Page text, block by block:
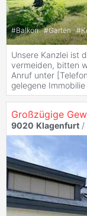
#Balkon #Garten #
Unsere Kanzlei ist
vermeiden, bitten
Anruf unter
gelegene
Großzügige
9020 Klagenfurt /